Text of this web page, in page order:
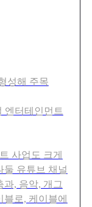
성해 주목
엔터테인먼트
사업도 크게
둘 유튜브 채널
과, 음악, 개그
로, 케이블에